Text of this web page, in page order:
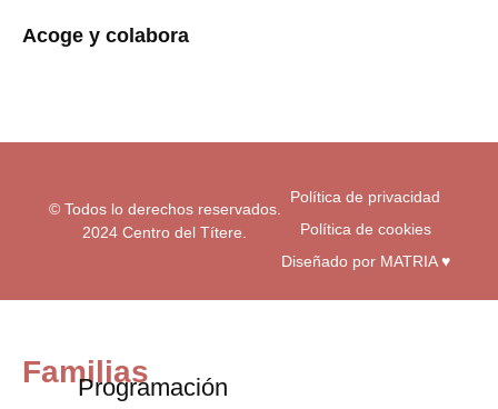
f
Acoge y colabora
© Todos lo derechos reservados.
2024 Centro del Títere.
Política de privacidad
Política de cookies
Diseñado por MATRIA ♥
Familias
Programación